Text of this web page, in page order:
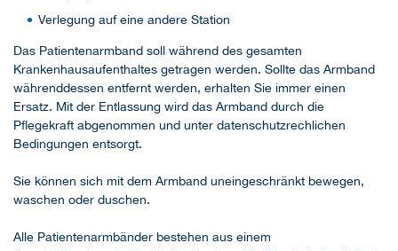
Verlegung auf eine andere Station
Das Patientenarmband soll während des gesamten
Krankenhausaufenthaltes getragen werden. Sollte das Armband
währenddessen entfernt werden, erhalten Sie immer einen
Ersatz. Mit der Entlassung wird das Armband durch die
Pflegekraft abgenommen und unter datenschutzrechlichen
Bedingungen entsorgt.
Sie können sich mit dem Armband uneingeschränkt bewegen,
waschen oder duschen.
Alle Patientenarmbänder bestehen aus einem